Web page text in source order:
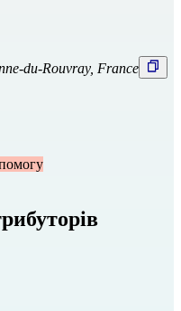
du-Rouvray, France